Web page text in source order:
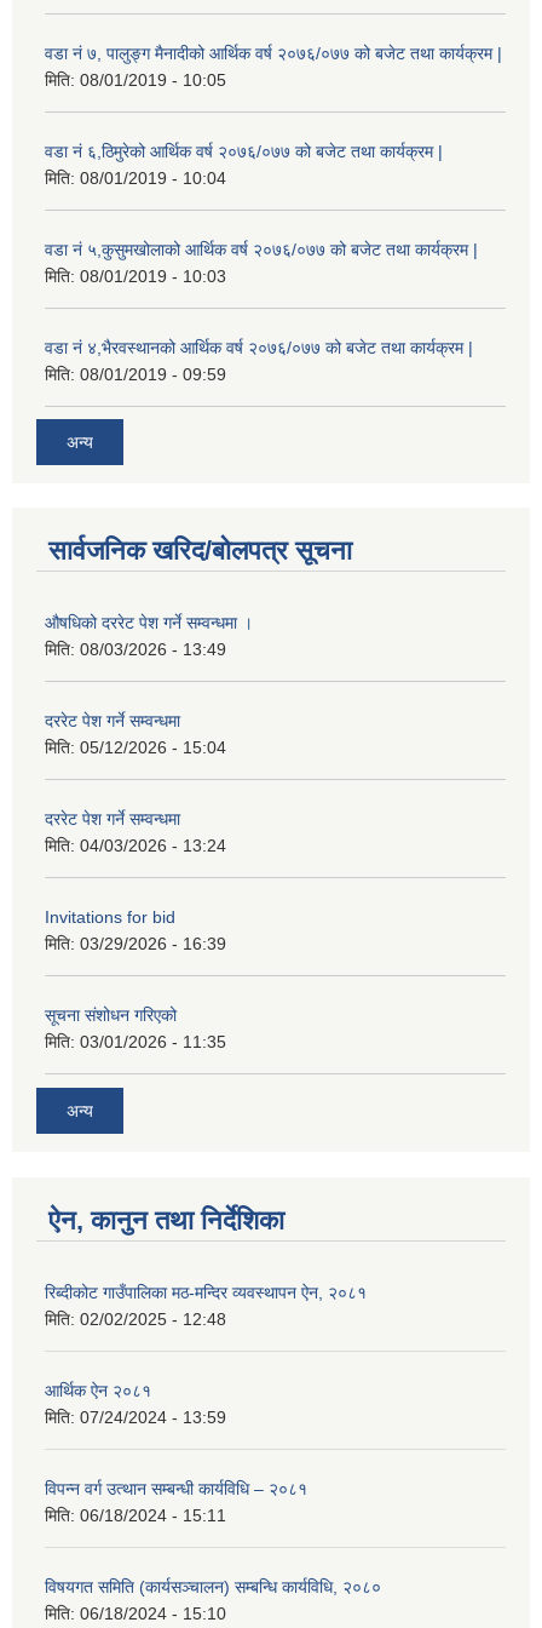
वडा नं ७, पालुङ्ग मैनादीको आर्थिक वर्ष २०७६/०७७ को बजेट तथा कार्यक्रम |
मिति: 08/01/2019 - 10:05
वडा नं ६,ठिमुरेको आर्थिक वर्ष २०७६/०७७ को बजेट तथा कार्यक्रम |
मिति: 08/01/2019 - 10:04
वडा नं ५,कुसुमखोलाको आर्थिक वर्ष २०७६/०७७ को बजेट तथा कार्यक्रम |
मिति: 08/01/2019 - 10:03
वडा नं ४,भैरवस्थानको आर्थिक वर्ष २०७६/०७७ को बजेट तथा कार्यक्रम |
मिति: 08/01/2019 - 09:59
अन्य
सार्वजनिक खरिद/बोलपत्र सूचना
औषधिको दररेट पेश गर्ने सम्वन्धमा ।
मिति: 08/03/2026 - 13:49
दररेट पेश गर्ने सम्वन्धमा
मिति: 05/12/2026 - 15:04
दररेट पेश गर्ने सम्वन्धमा
मिति: 04/03/2026 - 13:24
Invitations for bid
मिति: 03/29/2026 - 16:39
सूचना संशोधन गरिएको
मिति: 03/01/2026 - 11:35
अन्य
ऐन, कानुन तथा निर्देशिका
रिब्दीकोट गाउँपालिका मठ-मन्दिर व्यवस्थापन ऐन, २०८१
मिति: 02/02/2025 - 12:48
आर्थिक ऐन २०८१
मिति: 07/24/2024 - 13:59
विपन्न वर्ग उत्थान सम्बन्धी कार्यविधि – २०८१
मिति: 06/18/2024 - 15:11
विषयगत समिति (कार्यसञ्चालन) सम्बन्धि कार्यविधि, २०८०
मिति: 06/18/2024 - 15:10